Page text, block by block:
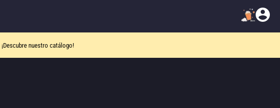
¡Descubre nuestro catálogo!